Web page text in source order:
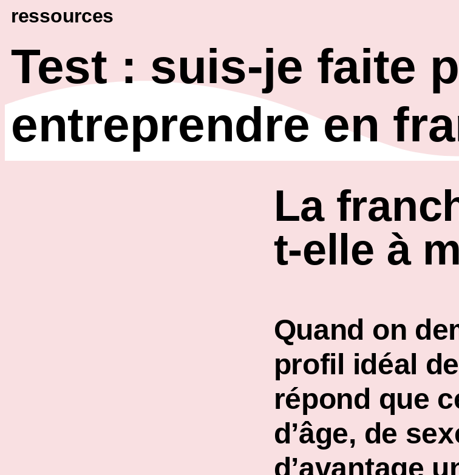
ressources
Test : suis-je faite
entreprendre en
La
t-elle à
Quand on
profil idéal
répond que
d’âge, de
d’avantage